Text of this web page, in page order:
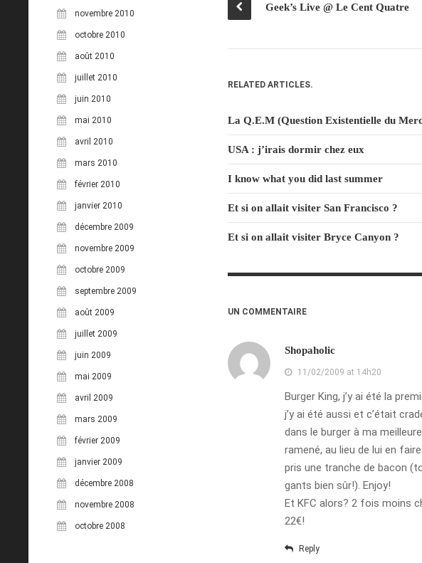
novembre 2010
octobre 2010
août 2010
juillet 2010
juin 2010
mai 2010
avril 2010
mars 2010
février 2010
janvier 2010
décembre 2009
novembre 2009
octobre 2009
septembre 2009
août 2009
juillet 2009
juin 2009
mai 2009
avril 2009
mars 2009
février 2009
janvier 2009
décembre 2008
novembre 2008
octobre 2008
Geek’s Live @ Le Cent Quatre
RELATED ARTICLES.
La Q.E.M (Question Existentielle du
USA : j’irais dormir chez eux
I know what you did last summer
Et si on allait visiter San Francisco ?
Et si on allait visiter Bryce Canyon ?
UN COMMENTAIRE
Shopaholic
11/02/2009 at 14h20
Burger King, j’y ai été la
j’y ai été aussi et c’était
dans le burger à ma
ramené, au lieu de lui en
pris une tranche de bacon
gants bien sûr!). Enjoy!
Et KFC alors? 2 fois moins
22€!
Reply